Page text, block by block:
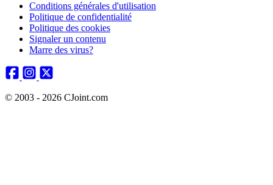
Conditions générales d'utilisation
Politique de confidentialité
Politique des cookies
Signaler un contenu
Marre des virus?
© 2003 - 2026 CJoint.com